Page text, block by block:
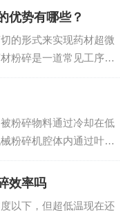
中，没有达到要求的物
优势有哪些？
的形式来实现药材超微
粉碎是一道常见工序，
组分和药理作用不变。
有较多优势。 用超微
粉碎物料通过冷却在低
粉碎机腔体内通过叶轮
物料之间的相互反复冲
达到粉碎效果：被粉碎
效率吗
以下，但超低温现在还